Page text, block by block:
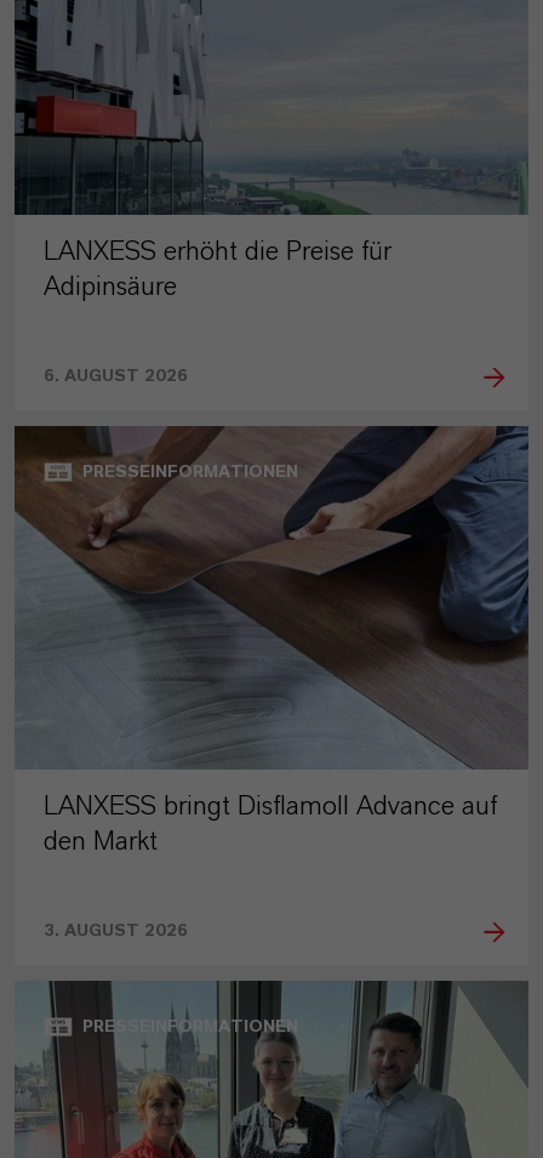
LANXESS erhöht die Preise für
Adipinsäure
6. AUGUST 2026
PRESSEINFORMATIONEN
LANXESS bringt Disflamoll Advance auf
den Markt
3. AUGUST 2026
PRESSEINFORMATIONEN